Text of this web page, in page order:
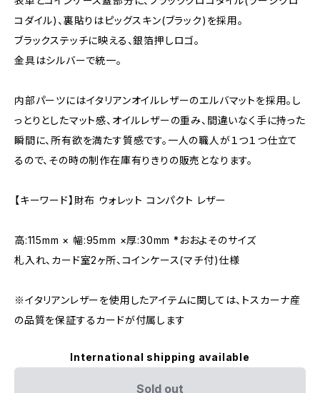
コダイル)、裏貼りはピッグスキン(ブラック)を採用。
ブラックステッチに映える、銀箔押しロゴ。
金具はシルバーで統一。
内部パーツにはイタリアンオイルレザーのエルバマットを採用。し
っとりとしたマット感、オイルレザーの重み、間違いなく手に持った
瞬間に、所有欲を満たす質感です。一人の職人が１つ１つ仕立て
るので、その時の制作在庫有りきりの販売となります。
【キーワード】財布 ウォレット コンパクト レザー
高:115mm × 幅:95mm ×厚:30mm *おおよそのサイズ
札入れ、カード室2ヶ所、コインケース(マチ付)仕様
※イタリアンレザーを使用したアイテムに関しては、トスカーナ産
の品質を保証するカードが付属します
International shipping available
Sold out